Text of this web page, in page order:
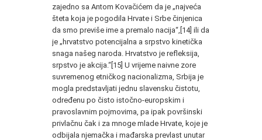
zajedno sa Antom Kovačićem da je „najveća
šteta koja je pogodila Hrvate i Srbe činjenica
da smo previše ime a premalo nacija“,[14] ili da
je „hrvatstvo potencijalna a srpstvo kinetička
snaga našeg naroda. Hrvatstvo je refleksija,
srpstvo je akcija.“[15] U vrijeme na­ivne zore
suvremenog etničkog nacionalizma, Srbija je
mogla predstavljati jednu slavensku čistotu,
određenu po čisto istočno-europskim i
pravoslavnim pojmovima, pa ipak površinski
privlačnu čak i za mnoge mlade Hrvate, koje je
odbijala njemačka i mađarska prevlast unutar